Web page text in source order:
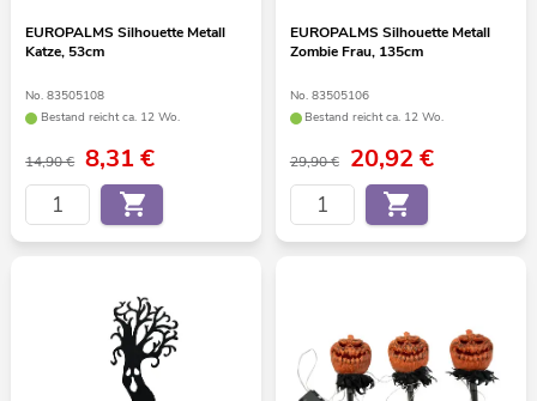
EUROPALMS Silhouette Metall
Katze, 53cm
No. 83505108
Bestand reicht ca. 12 Wo.
14,90 € 8,31€
EUROPALMS Silhouette Metall
Zombie Frau, 135cm
No. 83505106
Bestand reicht ca. 12 Wo.
29,90 € 20,92 €